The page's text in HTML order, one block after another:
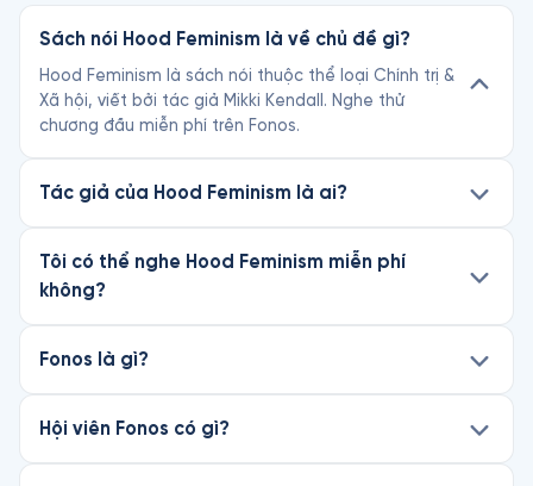
Sách nói Hood Feminism là về chủ đề gì?
Hood Feminism là sách nói thuộc thể loại Chính trị &
Xã hội, viết bởi tác giả Mikki Kendall. Nghe thử
chương đầu miễn phí trên Fonos.
Tác giả của Hood Feminism là ai?
Tôi có thể nghe Hood Feminism miễn phí
không?
Fonos là gì?
Hội viên Fonos có gì?